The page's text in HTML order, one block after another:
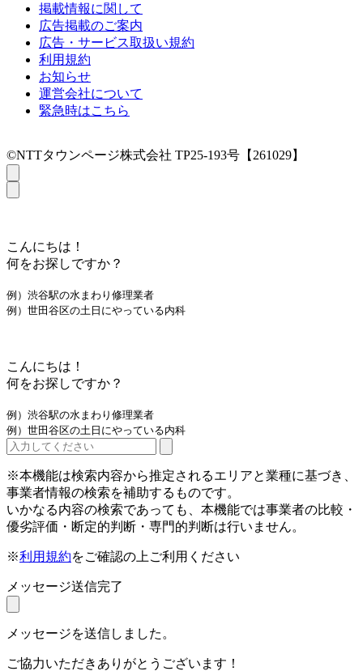
掲載情報に関して
広告掲載のご案内
広告・サービス取扱い規約
利用規約
お知らせ
運営会社について
緊急時はこちら
©NTTタウンページ株式会社 TP25-193号【261029】
こんにちは！
何をお探しですか？
例）渋谷駅の水まわり修理業者
例）世田谷区の土日にやっている内科
こんにちは！
何をお探しですか？
例）渋谷駅の水まわり修理業者
例）世田谷区の土日にやっている内科
※本機能は検索内容から推定されるエリアと業種に基づき、
事業者情報の検索を補助するものです。
いかなる内容の検索であっても、本機能では事業者の比較・
優劣評価・断定的判断・専門的判断は行いません。
※利用規約をご確認の上ご利用ください
メッセージ送信完了
メッセージを送信しました。
ご協力いただきありがとうございます！